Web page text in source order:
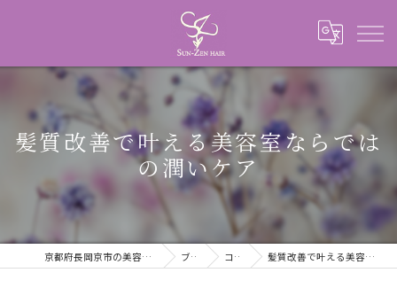
髪質改善で叶える美容室ならでは
の潤いケア
京都府長岡京市の美容室ならSUN-ZEN HAIR ブログ コラム 髪質改善で叶える美容室ならではの潤いケア